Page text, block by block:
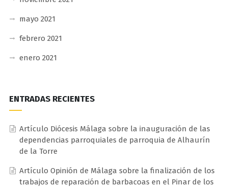
mayo 2021
febrero 2021
enero 2021
ENTRADAS RECIENTES
Artículo Diócesis Málaga sobre la inauguración de las
dependencias parroquiales de parroquia de Alhaurín
de la Torre
Artículo Opinión de Málaga sobre la finalización de los
trabajos de reparación de barbacoas en el Pinar de los